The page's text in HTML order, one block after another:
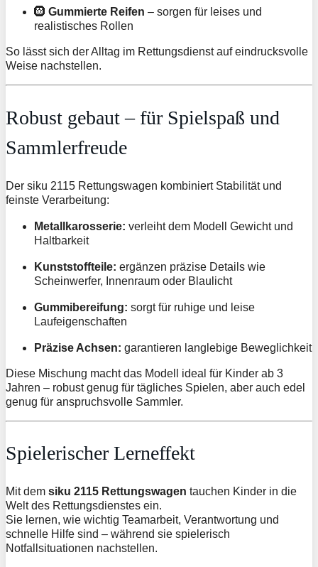
🛞 Gummierte Reifen – sorgen für leises und
realistisches Rollen
So lässt sich der Alltag im Rettungsdienst auf eindrucksvolle
Weise nachstellen.
Robust gebaut – für Spielspaß und
Sammlerfreude
Der siku 2115 Rettungswagen kombiniert Stabilität und
feinste Verarbeitung:
Metallkarosserie: verleiht dem Modell Gewicht und
Haltbarkeit
Kunststoffteile: ergänzen präzise Details wie
Scheinwerfer, Innenraum oder Blaulicht
Gummibereifung: sorgt für ruhige und leise
Laufeigenschaften
Präzise Achsen: garantieren langlebige Beweglichkeit
Diese Mischung macht das Modell ideal für Kinder ab 3
Jahren – robust genug für tägliches Spielen, aber auch edel
genug für anspruchsvolle Sammler.
Spielerischer Lerneffekt
Mit dem siku 2115 Rettungswagen tauchen Kinder in die
Welt des Rettungsdienstes ein.
Sie lernen, wie wichtig Teamarbeit, Verantwortung und
schnelle Hilfe sind – während sie spielerisch
Notfallsituationen nachstellen.